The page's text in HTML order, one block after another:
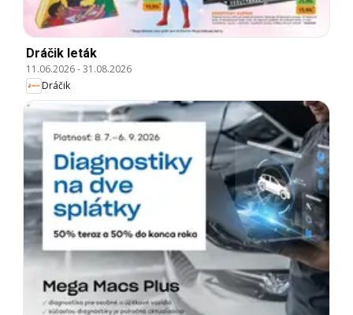
Dráčik leták
11.06.2026-31.08.2026
Dráčik